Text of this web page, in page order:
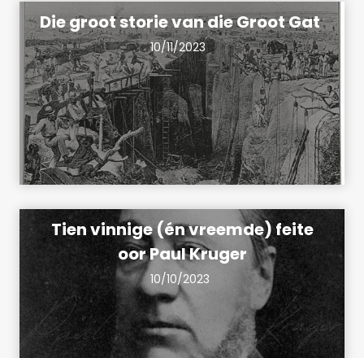
Die groot storie van die Groot Gat
10/11/2023
Tien vinnige (én vreemde) feite
oor Paul Kruger
10/10/2023